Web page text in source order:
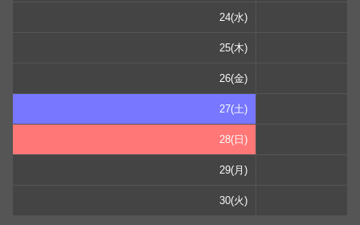
24(水)
25(木)
26(金)
27(土)
28(日)
29(月)
30(火)